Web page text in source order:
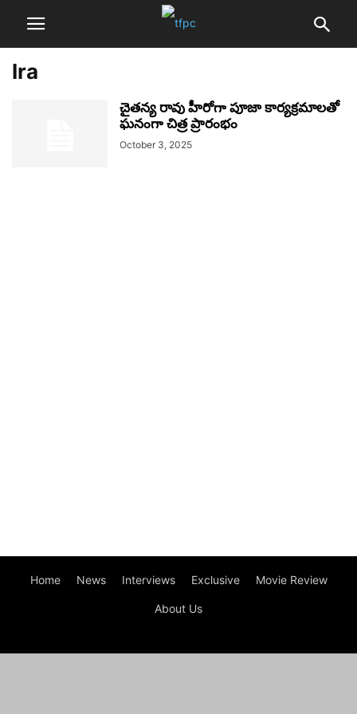
Ira
చైతన్య రావు హీరోగా పూజా కార్యక్రమాలతో
ఘనంగా చిత్ర ప్రారంభం
October 3, 2025
Home News Interviews Exclusive Movie Review
About Us